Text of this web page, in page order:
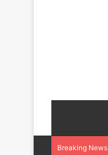
Breaking News